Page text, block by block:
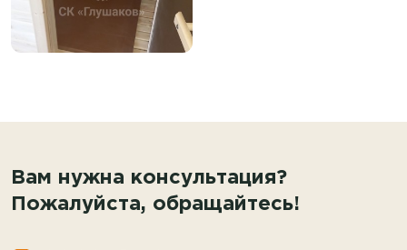
Вам нужна консультация?
Пожалуйста, обращайтесь!